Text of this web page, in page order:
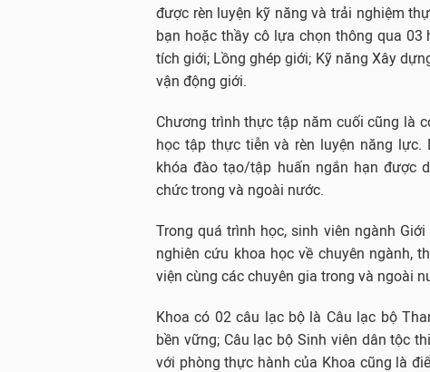
được rèn luyện kỹ năng và trải nghiệm
bạn hoặc thầy cô lựa chọn thông qua 03
tích giới; Lồng ghép giới; Kỹ năng Xây
vận động giới.
Chương trình thực tập năm cuối cũng là
học tập thực tiễn và rèn luyện năng lực.
khóa đào tạo/tập huấn ngắn hạn được
chức trong và ngoài nước.
Trong quá trình học, sinh viên ngành
nghiên cứu khoa học về chuyên ngành,
viện cùng các chuyên gia trong và ngoài
Khoa có 02 câu lạc bộ là Câu lạc bộ
bền vững; Câu lạc bộ Sinh viên dân tộc
với phòng thực hành của Khoa cũng là